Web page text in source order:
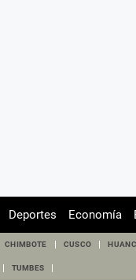
Deportes Economía
CHIMBOTE CUSCO
TUMBES